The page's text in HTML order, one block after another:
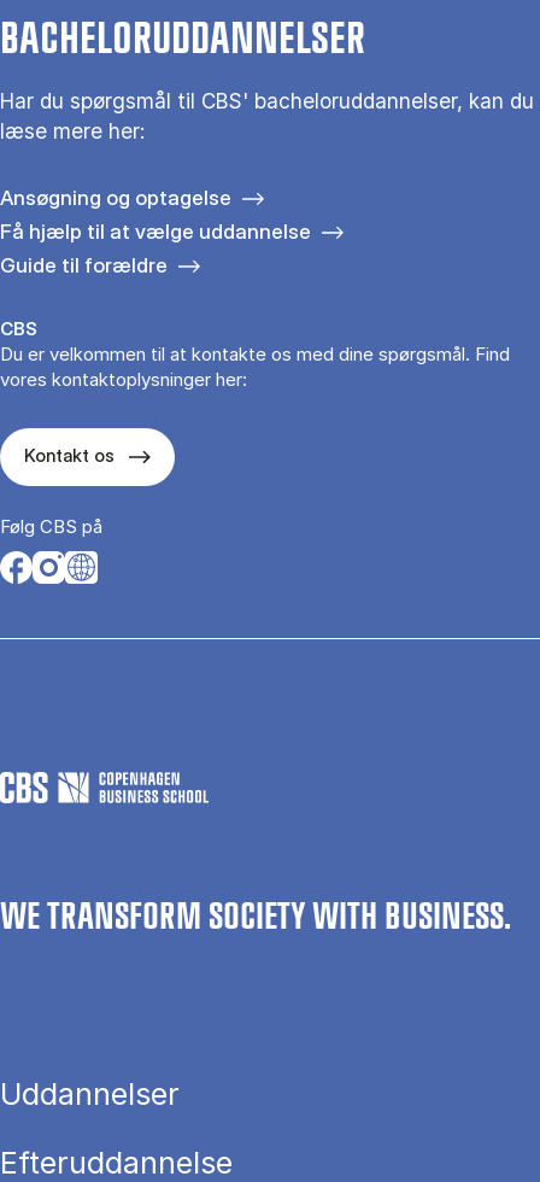
BACHELORUDDANNELSER
Har du spørgsmål til CBS' bacheloruddannelser, kan du
læse mere her:
Ansøgning og optagelse
Få hjælp til at vælge uddannelse
Guide til forældre
CBS
Du er velkommen til at kontakte os med dine spørgsmål. Find
vores kontaktoplysninger her:
Kontakt os
Følg CBS på
Opens in a new tab
Opens in a new tab
Opens in a new tab
WE TRANSFORM SOCIETY WITH BUSINESS.
Uddannelser
Efteruddannelse